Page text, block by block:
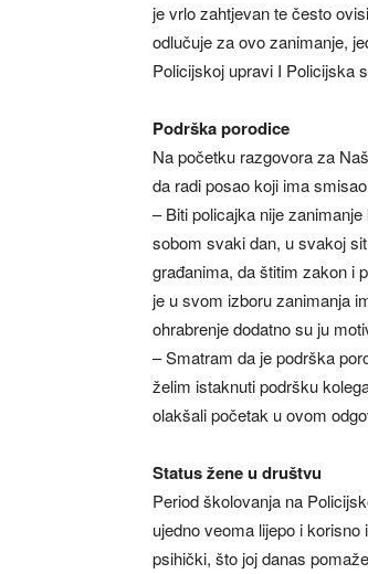
je vrlo zahtjevan te često
odlučuje za ovo zanimanje,
Policijskoj upravi I Policijska
Podrška porodice
Na početku razgovora za
da radi posao koji ima
– Biti policajka nije
sobom svaki dan, u svakoj
građanima, da štitim zakon i
je u svom izboru zanimanja
ohrabrenje dodatno su ju
– Smatram da je podrška
želim istaknuti podršku
olakšali početak u ovom
Status žene u društvu
Period školovanja na
ujedno veoma lijepo i
psihički, što joj danas